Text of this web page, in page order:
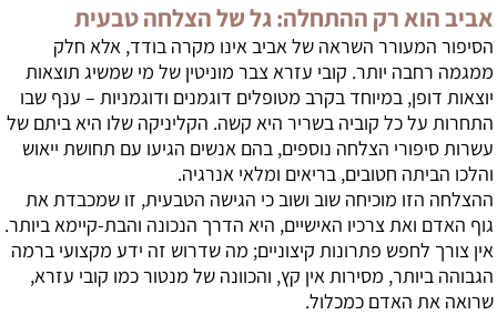
אביב הוא רק ההתחלה: גל של הצלחה טבעית
הסיפור המעורר השראה של אביב אינו מקרה בודד, אלא חלק
ממגמה רחבה יותר. קובי עזרא צבר מוניטין של מי שמשיג תוצאות
יוצאות דופן, במיוחד בקרב מטופלים דוגמנים ודוגמניות – ענף שבו
התחרות על כל קוביה בשריר היא קשה. הקליניקה שלו היא ביתם של
עשרות סיפורי הצלחה נוספים, בהם אנשים הגיעו עם תחושת ייאוש
והלכו הביתה חטובים, בריאים ומלאי אנרגיה.
ההצלחה הזו מוכיחה שוב ושוב כי הגישה הטבעית, זו שמכבדת את
גוף האדם ואת צרכיו האישיים, היא הדרך הנכונה והבת-קיימא ביותר.
אין צורך לחפש פתרונות קיצוניים; מה שדרוש זה ידע מקצועי ברמה
הגבוהה ביותר, מסירות אין קץ, והכוונה של מנטור כמו קובי עזרא,
שרואה את האדם כמכלול.